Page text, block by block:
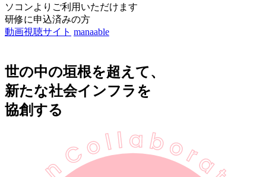
ソコンよりご利用いただけます
研修に申込済みの方
動画視聴サイト manaable
世の中の垣根を超えて、
新たな社会インフラを
協創する